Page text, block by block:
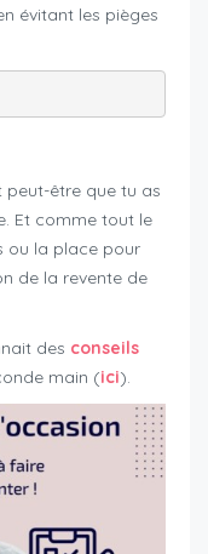
évitant les pièges
peut-être que tu as
Et comme tout le
ou la place pour
de la revente de
des conseils
main (ici).